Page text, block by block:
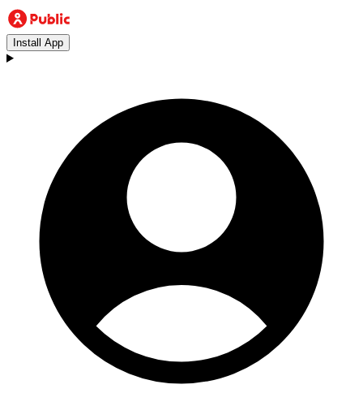
Install App